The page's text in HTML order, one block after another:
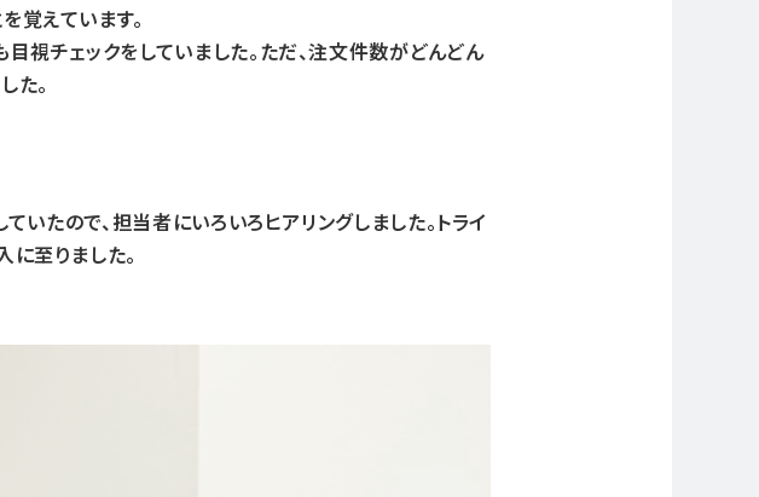
覚えています。
視チェックをしていました。ただ、注文件数がどんどん
た。
いたので、担当者にいろいろヒアリングしました。トライ
至りました。